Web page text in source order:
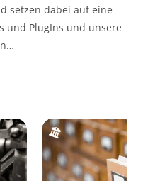
setzen dabei auf eine
und PlugIns und unsere